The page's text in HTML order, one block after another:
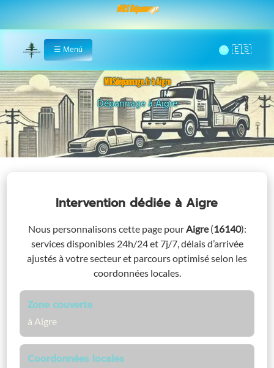
MRS Dépannage
Home
☰ Menú 🌞
MRSdépannage.fr à Aigre
Assistance 24/7 à Aigre
Intervention dédiéeà Aigre
Nous personnalisons cette page pourAigre (16140):
services disponibles 24h/24 et 7j/7, délais d’arrivée
ajustés à votre secteur et parcours optimisé selon les
coordonnées locales.
Zone couverte
à Aigre
Coordonnées locales